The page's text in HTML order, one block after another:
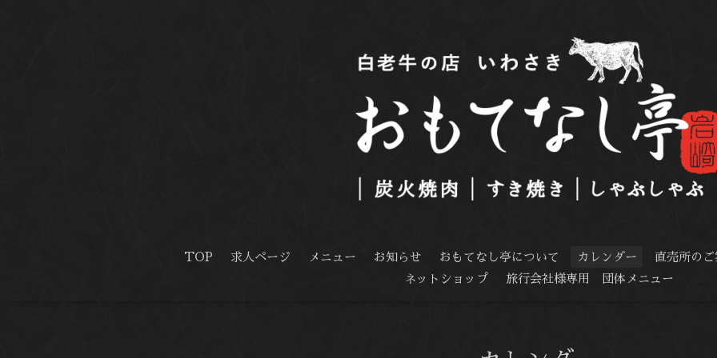
TOP 求人ページ メニュー お知らせ おもてなし亭について カレンダー
直売所のご
ネットショップ
旅行会社様専用 団体メニュー